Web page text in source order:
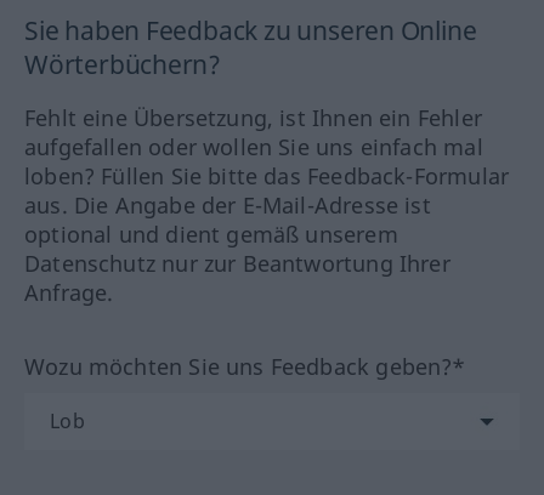
Sie haben Feedback zu unseren Online
Wörterbüchern?
Fehlt eine Übersetzung, ist Ihnen ein Fehler
aufgefallen oder wollen Sie uns einfach mal
loben? Füllen Sie bitte das Feedback-Formular
aus. Die Angabe der E-Mail-Adresse ist
optional und dient gemäß unserem
Datenschutz nur zur Beantwortung Ihrer
Anfrage.
Wozu möchten Sie uns Feedback geben?*